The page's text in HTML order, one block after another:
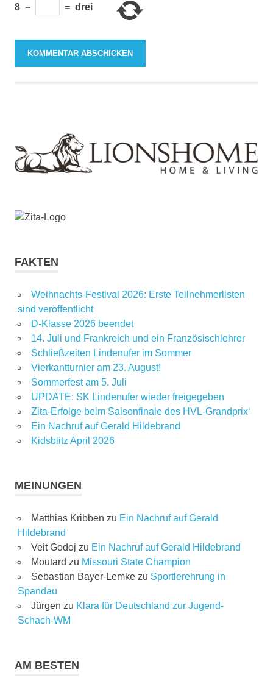
8 − = drei
FAKTEN
Weihnachts-Festival 2026: Erste Teilnehmerlisten
sind veröffentlicht
D-Klasse 2026 beendet
14. Juli und Frankreich und ein Französischlehrer
Schließzeiten Lindenufer im Sommer
Vierkantturnier am 23. August!
Sommerfest am 5. Juli
UPDATE: SK Lindenufer wieder freigegeben
Zita-Erfolge beim Saisonfinale des HVL-Grandprix‘
Ein Nachruf auf Gerald Hildebrand
Kidsblitz April 2026
MEINUNGEN
Matthias Kribben zu Ein Nachruf auf Gerald
Hildebrand
Veit Godoj zu Ein Nachruf auf Gerald Hildebrand
Moutard zu Missouri State Champion
Sebastian Bayer-Lemkezu Sportlerehrung in
Spandau
Jürgen zu Klara für Deutschland zur Jugend-
Schach-WM
AM BESTEN